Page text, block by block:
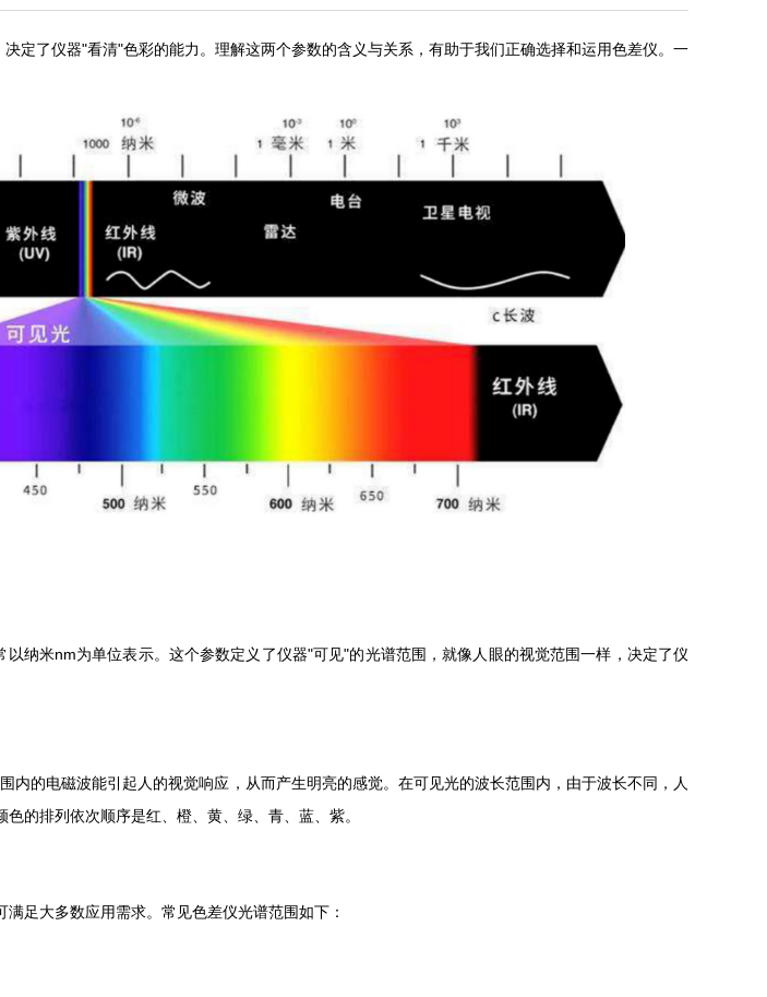
决定了仪器"看清"色彩的能力。 理解这两个参数的含义与关系，有助于我们正确选择和运用色差仪。一
纳米nm为单位表示。这个参数定义了仪器"可见"的光谱范围，就像人眼的视觉范围一样，决定了仪
内的电磁波能引起人的视觉响应，从而产生明亮的感觉。在可见光的波长范围内，由于波长不同，人
的排列依次顺序是红、橙、黄、绿、青、蓝、紫。
足大多数应用需求。常见色差仪光谱范围如下：